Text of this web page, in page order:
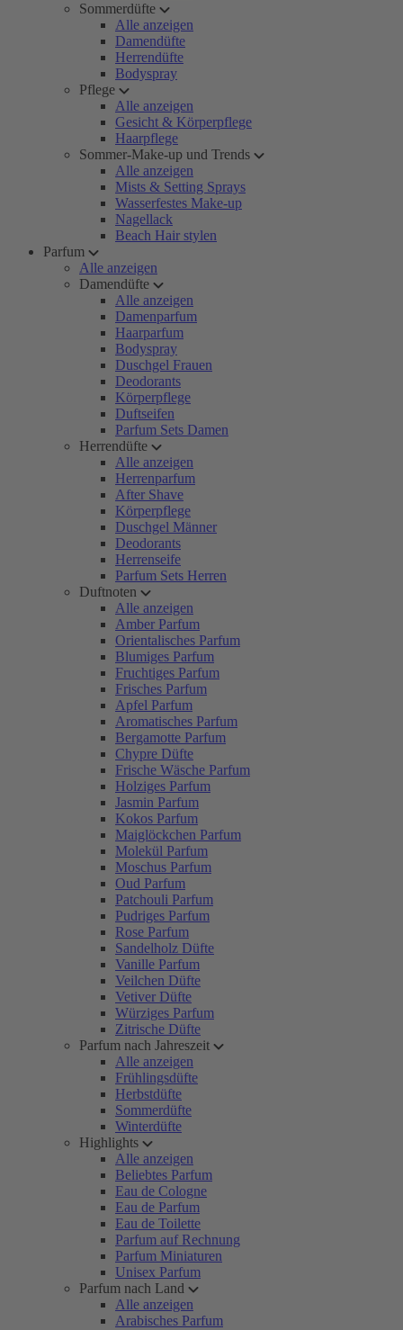
Sommerdüfte
Alle anzeigen
Damendüfte
Herrendüfte
Bodyspray
Pflege
Alle anzeigen
Gesicht & Körperpflege
Haarpflege
Sommer-Make-up und Trends
Alle anzeigen
Mists & Setting Sprays
Wasserfestes Make-up
Nagellack
Beach Hair stylen
Parfum
Alle anzeigen
Damendüfte
Alle anzeigen
Damenparfum
Haarparfum
Bodyspray
Duschgel Frauen
Deodorants
Körperpflege
Duftseifen
Parfum Sets Damen
Herrendüfte
Alle anzeigen
Herrenparfum
After Shave
Körperpflege
Duschgel Männer
Deodorants
Herrenseife
Parfum Sets Herren
Duftnoten
Alle anzeigen
Amber Parfum
Orientalisches Parfum
Blumiges Parfum
Fruchtiges Parfum
Frisches Parfum
Apfel Parfum
Aromatisches Parfum
Bergamotte Parfum
Chypre Düfte
Frische Wäsche Parfum
Holziges Parfum
Jasmin Parfum
Kokos Parfum
Maiglöckchen Parfum
Molekül Parfum
Moschus Parfum
Oud Parfum
Patchouli Parfum
Pudriges Parfum
Rose Parfum
Sandelholz Düfte
Vanille Parfum
Veilchen Düfte
Vetiver Düfte
Würziges Parfum
Zitrische Düfte
Parfum nach Jahreszeit
Alle anzeigen
Frühlingsdüfte
Herbstdüfte
Sommerdüfte
Winterdüfte
Highlights
Alle anzeigen
Beliebtes Parfum
Eau de Cologne
Eau de Parfum
Eau de Toilette
Parfum auf Rechnung
Parfum Miniaturen
Unisex Parfum
Parfum nach Land
Alle anzeigen
Arabisches Parfum